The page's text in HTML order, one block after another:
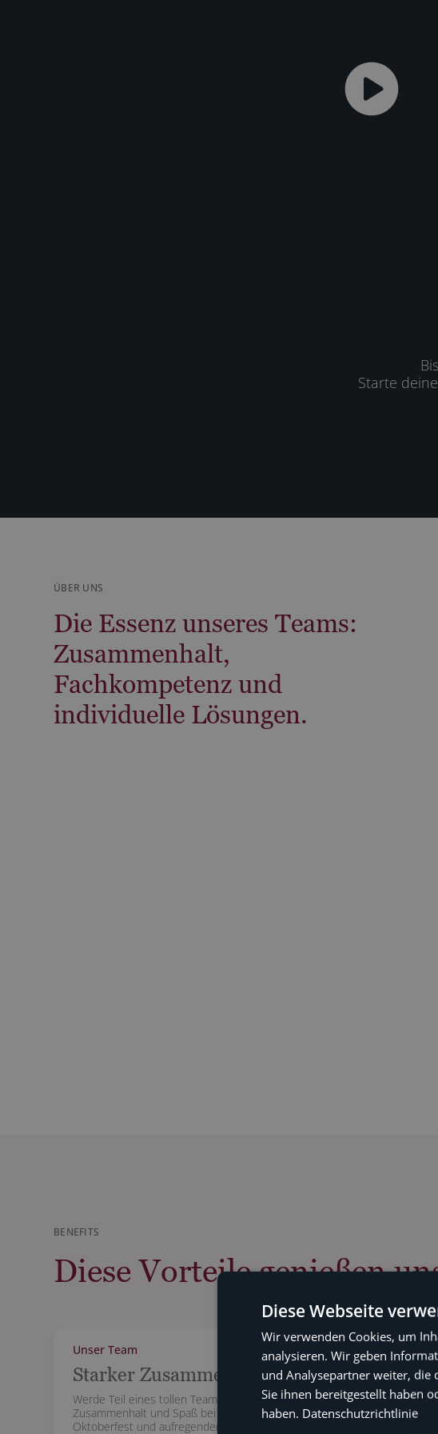
Starte
ÜBER UNS
Die Essenz unseres Teams:
Zusammenhalt,
Fachkompetenz und
individuelle Lösungen.
BENEFITS
Diese Vorteile genießen
Unser Team
Starker Zusammenhalt
Werde Teil eines tollen Teams, das
Zusammenhalt und Spaß bei Events wie dem
Oktoberfest und aufregenden Reisen wie
Diese Webseite
Wir verwenden Cookies, um
analysieren. Wir geben
und Analysepartner weiter,
Sie ihnen bereitgestellt haben
haben. Datenschutzrichtlinie